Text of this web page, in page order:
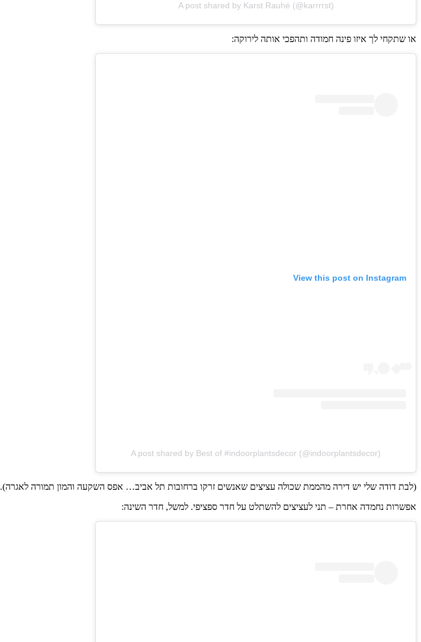
A post shared by Karst Rauhé (@karrrrst)
או שתקחי לך איזו פינה חמודה ותהפכי אותה לירוקה:
View this post on Instagram
A post shared by Best of #indoorplantsdecor (@indoorplantsdecor)
(לבת דודה שלי יש דירה מהממת שכולה עציצים שאנשים זרקו ברחובות תל אביב… אפס השקעה והמון תמורה לאגרה).
אפשרות נחמדה אחרת – תני לעציצים להשתלט על חדר ספציפי. למשל, חדר השינה: